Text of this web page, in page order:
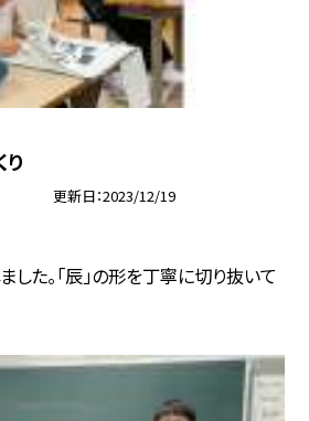
更新日 2023/12/19
した。「辰」の形を丁寧に切り抜いて